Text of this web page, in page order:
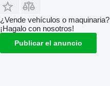
¿Vende vehículos o maquinaria?
¡Hagalo con nosotros!
Publicar el anuncio